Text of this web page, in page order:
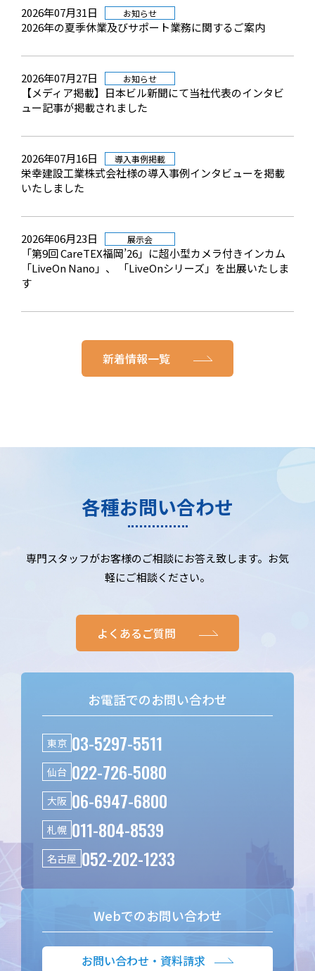
2026年07月31日 お知らせ
2026年の夏季休業及びサポート業務に関するご案内
2026年07月27日 お知らせ
【メディア掲載】日本ビル新聞にて当社代表のインタビ
ュー記事が掲載されました
2026年07月16日 導入事例掲載
栄幸建設工業株式会社様の導入事例インタビューを掲載
いたしました
2026年06月23日 展示会
「第9回 CareTEX福岡’26」に超小型カメラ付きインカム
「LiveOn Nano」、 「LiveOnシリーズ」を出展いたしま
す
新着情報一覧
各種お問い合わせ
専門スタッフがお客様のご相談にお答え致します。お気
軽にご相談ください。
よくあるご質問
お電話でのお問い合わせ
東京 03-5297-5511
仙台 022-726-5080
大阪 06-6947-6800
札幌 011-804-8539
名古屋 052-202-1233
Webでのお問い合わせ
お問い合わせ・資料請求